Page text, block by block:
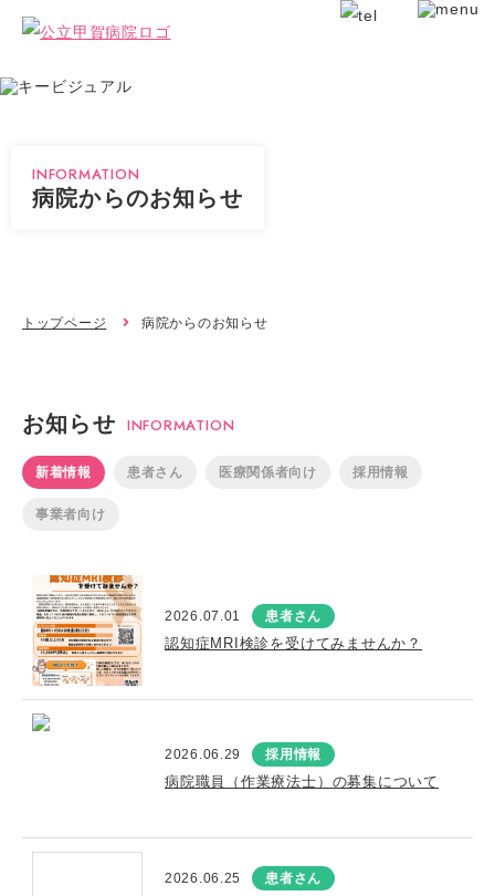
INFORMATION
病院からのお知らせ
トップページ 病院からのお知らせ
お知らせ INFORMATION
新着情報 患者さん 医療関係者向け 採用情報
事業者向け
2026.07.01 患者さん
認知症MRI検診を受けてみませんか？
2026.06.29 採用情報
病院職員（作業療法士）の募集について
2026.06.25 患者さん